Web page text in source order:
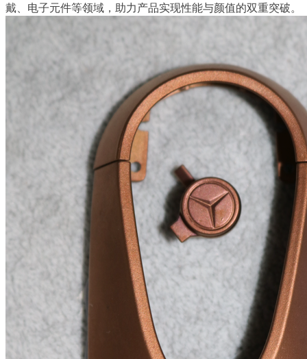
戴、电子元件等领域，助力产品实现性能与颜值的双重突破。